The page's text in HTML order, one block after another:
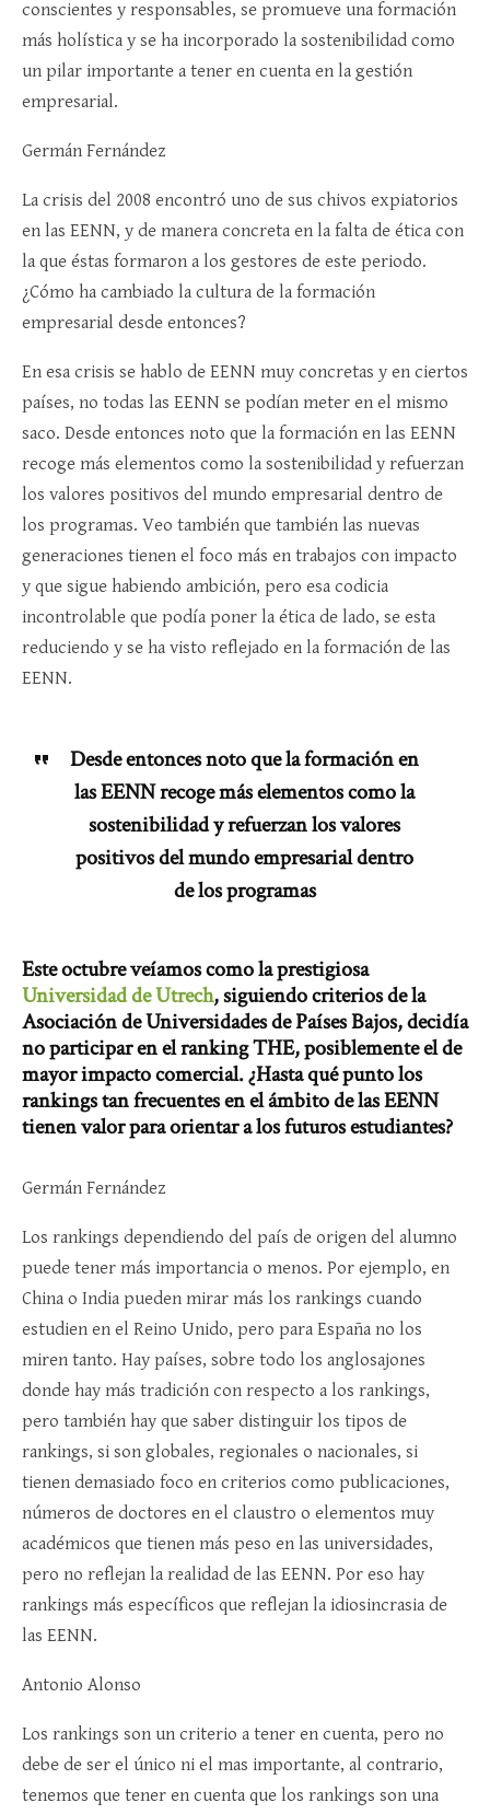
conscientes y responsables, se promueve una formación
más holística y se ha incorporado la sostenibilidad como
un pilar importante a tener en cuenta en la gestión
empresarial.
Germán Fernández
La crisis del 2008 encontró uno de sus chivos expiatorios
en las EENN, y de manera concreta en la falta de ética con
la que éstas formaron a los gestores de este periodo.
¿Cómo ha cambiado la cultura de la formación
empresarial desde entonces?
En esa crisis se hablo de EENN muy concretas y en ciertos
países, no todas las EENN se podían meter en el mismo
saco. Desde entonces noto que la formación en las EENN
recoge más elementos como la sostenibilidad y refuerzan
los valores positivos del mundo empresarial dentro de
los programas. Veo también que también las nuevas
generaciones tienen el foco más en trabajos con impacto
y que sigue habiendo ambición, pero esa codicia
incontrolable que podía poner la ética de lado, se esta
reduciendo y se ha visto reflejado en la formación de las
EENN.
Desde entonces noto que la formación en
las EENN recoge más elementos como la
sostenibilidad y refuerzan los valores
positivos del mundo empresarial dentro
de los programas
Este octubre veíamos como la prestigiosa
Universidad de Utrech, siguiendo criterios de la
Asociación de Universidades de Países Bajos, decidía
no participar en el ranking THE, posiblemente el de
mayor impacto comercial. ¿Hasta qué punto los
rankings tan frecuentes en el ámbito de las EENN
tienen valor para orientar a los futuros estudiantes?
Germán Fernández
Los rankings dependiendo del país de origen del alumno
puede tener más importancia o menos. Por ejemplo, en
China o India pueden mirar más los rankings cuando
estudien en el Reino Unido, pero para España no los
miren tanto. Hay países, sobre todo los anglosajones
donde hay más tradición con respecto a los rankings,
pero también hay que saber distinguir los tipos de
rankings, si son globales, regionales o nacionales, si
tienen demasiado foco en criterios como publicaciones,
números de doctores en el claustro o elementos muy
académicos que tienen más peso en las universidades,
pero no reflejan la realidad de las EENN. Por eso hay
rankings más específicos que reflejan la idiosincrasia de
las EENN.
Antonio Alonso
Los rankings son un criterio a tener en cuenta, pero no
debe de ser el único ni el mas importante, al contrario,
tenemos que tener en cuenta que los rankings son una